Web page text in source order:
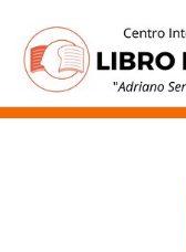
contenuto